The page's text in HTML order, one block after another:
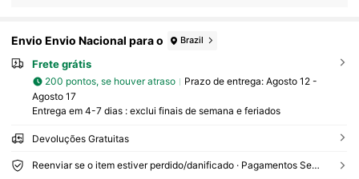
Envio Envio Nacional para o Brazil
Frete grátis
200 pontos, se houver atraso Prazo de entrega: Agosto 12 -
Agosto 17
Entrega em 4-7 dias : exclui finais de semana e feriados
Devoluções Gratuitas
Reenviar se o item estiver perdido/danificado · Pagamentos Seguros · Proteção de privacidade